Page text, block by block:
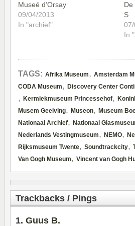
Museé d’Orsay
09/04/2013
In "archief"
De
S
07/
In
TAGS: Afrika Museum, Amsterdam
CODA Museum, Discovery Center
, Kermiekmuseum Princessehof,
Musem Geelving, Museon, Museum
Nationaal Archief, Nationaal
Nederlands Vestingmuseum, NEMO,
Rijksmuseum Twente, Soundtrackcity,
Van Gogh Museum, Vincent van Gogh
Trackbacks / Pings
Guus B.